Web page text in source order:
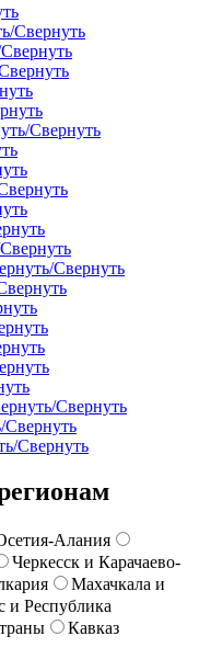
Свернуть
Свернуть
Свернуть
Свернуть
Свернуть
Свернуть
Алания
Черкесск и Карачаево-
Махачкала и
и Республика
Кавказ